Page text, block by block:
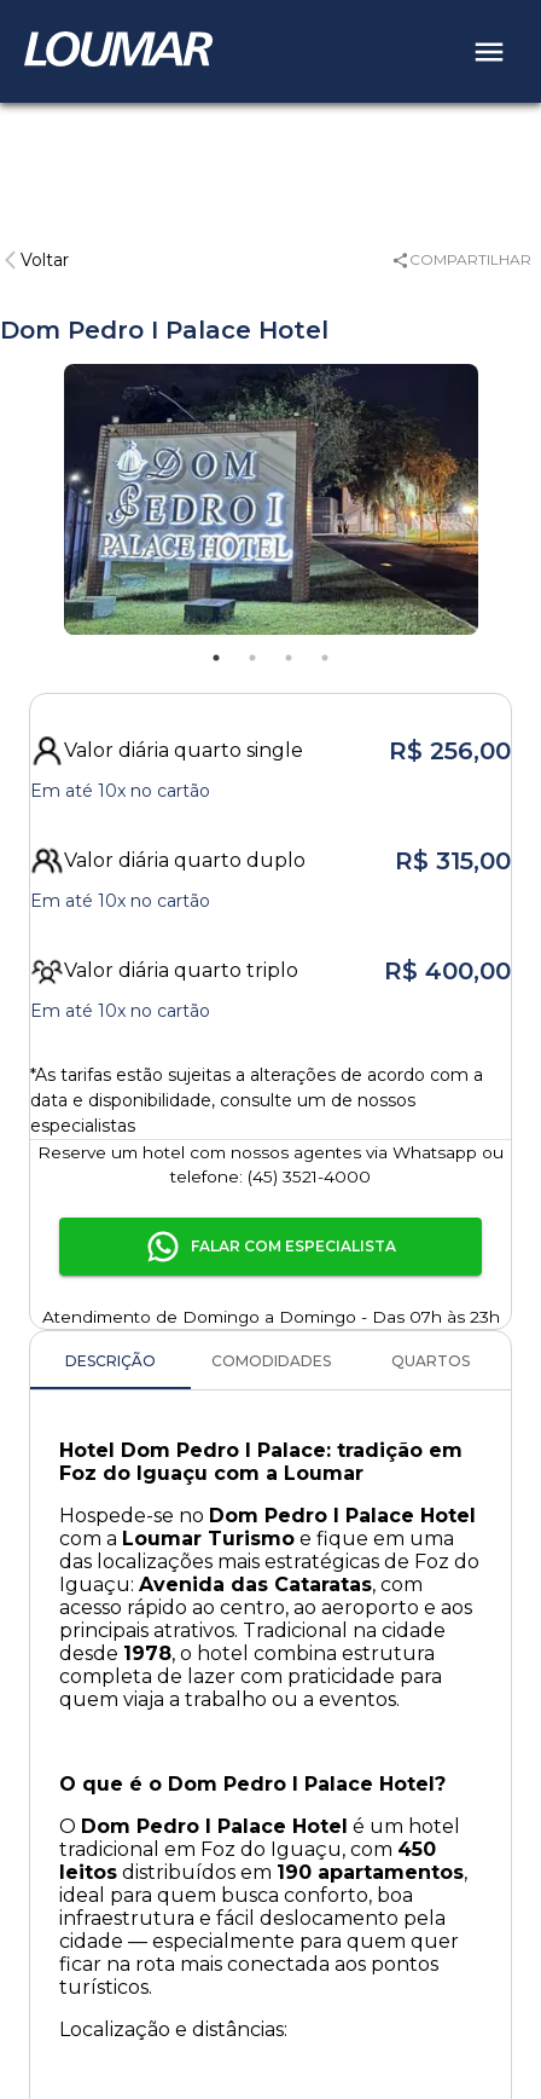
Voltar COMPARTILHAR
Dom Pedro I Palace Hotel
DESCRIÇÃO COMODIDADES QUARTOS
Hotel Dom Pedro I Palace: tradição em
Foz do Iguaçu com a Loumar
Hospede-se no Dom Pedro I Palace Hotel
com a Loumar Turismo e fique em uma
das localizações mais estratégicas de Foz do
Iguaçu: Avenida das Cataratas, com
acesso rápido ao centro, ao aeroporto e aos
principais atrativos. Tradicional na cidade
desde 1978, o hotel combina estrutura
completa de lazer com praticidade para
quem viaja a trabalho ou a eventos.
O que é o Dom Pedro I Palace Hotel?
O Dom Pedro I Palace Hotel é um hotel
tradicional em Foz do Iguaçu, com 450
leitos distribuídos em 190 apartamentos,
ideal para quem busca conforto, boa
infraestrutura e fácil deslocamento pela
cidade — especialmente para quem quer
ficar na rota mais conectada aos pontos
turísticos.
Localização e distâncias:
Valor diária quarto single R$ 256,00
Em até 10x no cartão
Valor diária quarto duplo R$ 315,00
Em até 10x no cartão
Valor diária quarto triplo R$ 400,00
Em até 10x no cartão
*As tarifas estão sujeitas a alterações de acordo com a
data e disponibilidade, consulte um de nossos
especialistas
Reserve um hotel com nossos agentes via Whatsapp ou
telefone: (45) 3521-4000
FALAR COM ESPECIALISTA
Atendimento de Domingo a Domingo - Das 07h às 23h